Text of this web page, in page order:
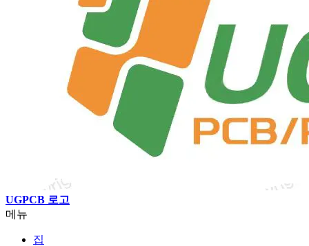
UGPCB 로고
메뉴
집